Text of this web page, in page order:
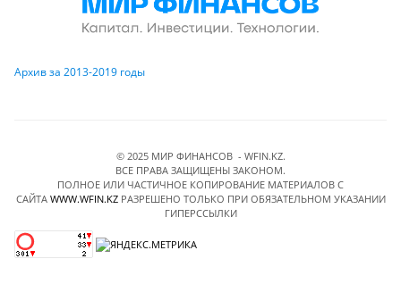
Архив за 2013-2019 годы
© 2025 МИР ФИНАНСОВ - WFIN.KZ.
ВСЕ ПРАВА ЗАЩИЩЕНЫ ЗАКОНОМ.
ПОЛНОЕ ИЛИ ЧАСТИЧНОЕ КОПИРОВАНИЕ МАТЕРИАЛОВ C
САЙТА WWW.WFIN.KZРАЗРЕШЕНО ТОЛЬКО ПРИ ОБЯЗАТЕЛЬНОМ УКАЗАНИИ
ГИПЕРССЫЛКИ